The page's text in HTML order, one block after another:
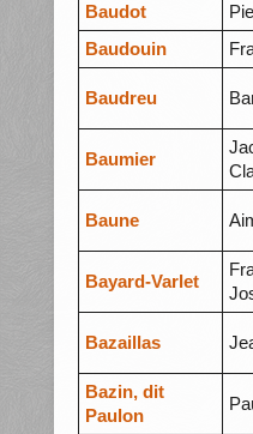
Baudot
Baudouin
Baudreu
Baumier
Baune
Bayard-Varlet
Bazaillas
Bazin, dit
Paulon